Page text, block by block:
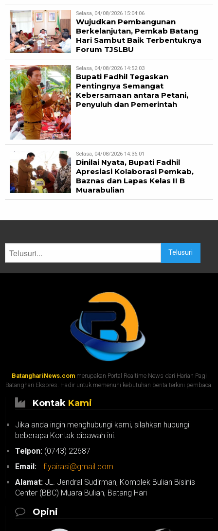
Selasa, 04/08/2026 15:04:06
Wujudkan Pembangunan
Berkelanjutan, Pemkab Batang
Hari Sambut Baik Terbentuknya
Forum TJSLBU
Selasa, 04/08/2026 14:52:03
Bupati Fadhil Tegaskan
Pentingnya Semangat
Kebersamaan antara Petani,
Penyuluh dan Pemerintah
Selasa, 04/08/2026 14:36:01
Dinilai Nyata, Bupati Fadhil
Apresiasi Kolaborasi Pemkab,
Baznas dan Lapas Kelas II B
Muarabulian
Telusuri
BatanghariNews.commerupakan Portal Realtime News dari Harian Pagi
Batanghari Ekspres. Hadir untuk memenuhi kebutuhan berita terkini pembaca.
Kontak Kami
Jika anda ingin menghubungi kami, silahkan hubungi
beberapa Kontak dibawah ini:
Telpon: (0743) 22687
Email:
flyairasi@gmail.com
Alamat: JL. Jendral Sudirman, Komplek Bulian Bisinis
Center (BBC) Muara Bulian, Batang Hari
Opini